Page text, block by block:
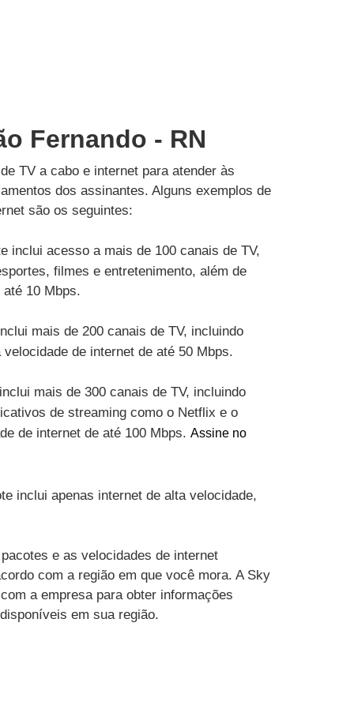
Fernando - RN
TV a cabo e internet para atender às
dos assinantes. Alguns exemplos de
são os seguintes:
inclui acesso a mais de 100 canais de TV,
filmes e entretenimento, além de
10 Mbps.
mais de 200 canais de TV, incluindo
de internet de até 50 Mbps.
mais de 300 canais de TV, incluindo
de streaming como o Netflix e o
de internet de até 100 Mbps. Assine no
inclui apenas internet de alta velocidade,
e as velocidades de internet
com a região em que você mora. A Sky
a empresa para obter informações
em sua região.